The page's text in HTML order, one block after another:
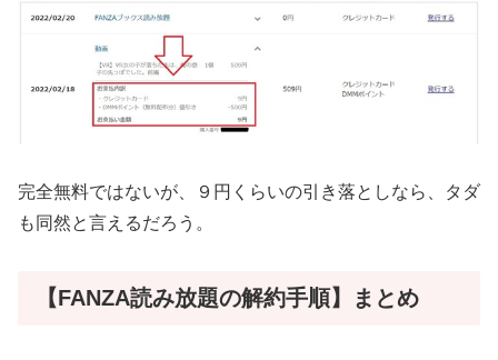
完全無料ではないが、９円くらいの引き落としなら、タダ
も同然と言えるだろう。
【FANZA読み放題の解約手順】まとめ